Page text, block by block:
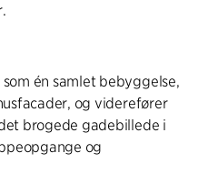
én samlet bebyggelse,
og viderefører
brogede gadebillede i
og